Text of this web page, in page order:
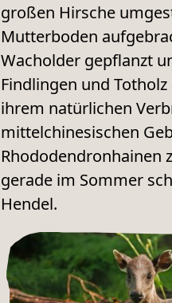
großen Hirsche
Mutterboden
Wacholder gepflanzt
Findlingen und
ihrem natürlichen
mittelchinesischen
Rhododendronhainen
gerade im Sommer
Hendel.